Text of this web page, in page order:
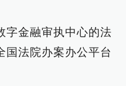
字金融审执中心的法
国法院办案办公平台